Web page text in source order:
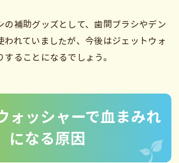
の補助グッズとして、歯間ブラシやデン
われていましたが、今後はジェットウォ
ることになるでしょう。
ォッシャーで血まみれ
になる原因